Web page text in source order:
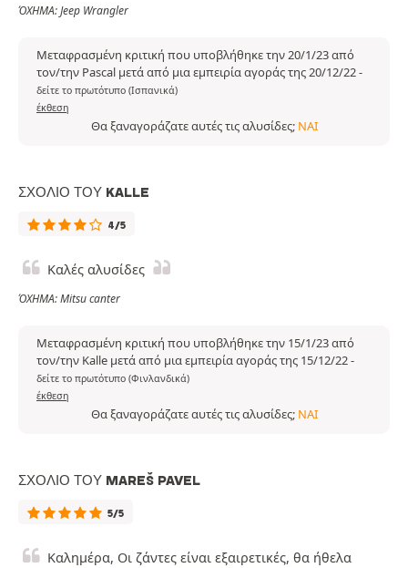
ΌΧΗΜΑ: Jeep Wrangler
Μεταφρασμένη κριτική που υποβλήθηκε την 20/1/23 από
τον/την Pascal μετά από μια εμπειρία αγοράς της 20/12/22-
δείτε το πρωτότυπο (Ισπανικά)
έκθεση
Θα ξαναγοράζατε αυτές τις αλυσίδες; ΝΑΙ
ΣΧΌΛΙΟ ΤΟΥ KALLE
4/5
Καλές αλυσίδες
ΌΧΗΜΑ: Mitsu canter
Μεταφρασμένη κριτική που υποβλήθηκε την 15/1/23 από
τον/την Kalle μετά από μια εμπειρία αγοράς της 15/12/22-
δείτε το πρωτότυπο (Φινλανδικά)
έκθεση
Θα ξαναγοράζατε αυτές τις αλυσίδες; ΝΑΙ
ΣΧΌΛΙΟ ΤΟΥ MAREŠ PAVEL
5/5
Καλημέρα, Οι ζάντες είναι εξαιρετικές, θα ήθελα